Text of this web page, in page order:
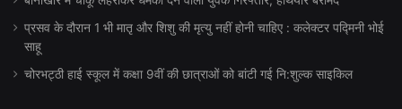
प्रसव के दौरान 1 भी मातृ और शिशु की मृत्यु नहीं होनी चाहिए : कलेक्टर पद्मिनी भोई
साहू
चोरभट्ठी हाई स्कूल में कक्षा 9वीं की छात्राओं को बांटी गई नि:शुल्क साइकिल